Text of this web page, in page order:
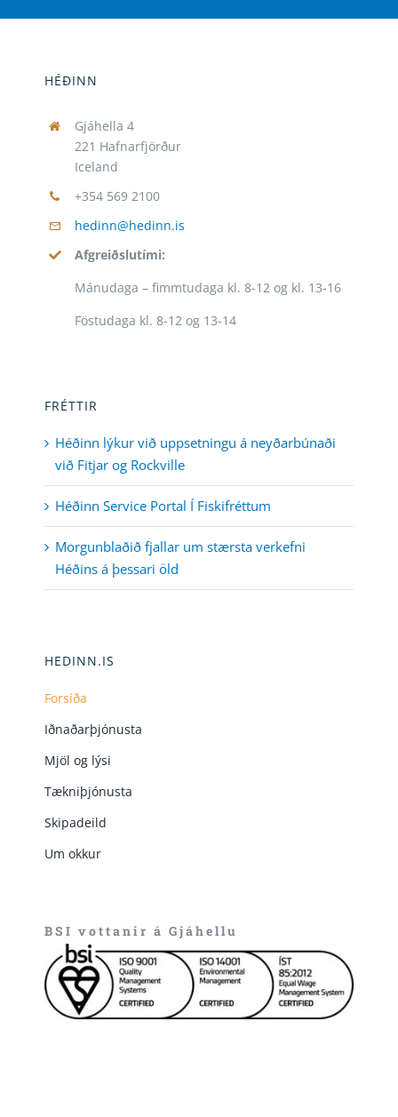
HÉÐINN
Gjáhella 4
221 Hafnarfjörður
Iceland
+354 569 2100
hedinn@hedinn.is
Afgreiðslutími:
Mánudaga – fimmtudaga kl. 8-12 og kl. 13-16
Föstudaga kl. 8-12 og 13-14
FRÉTTIR
Héðinn lýkur við uppsetningu á neyðarbúnaði
við Fitjar og Rockville
Héðinn Service Portal Í Fiskifréttum
Morgunblaðið fjallar um stærsta verkefni
Héðins á þessari öld
HEDINN.IS
Forsíða
Iðnaðarþjónusta
Mjöl og lýsi
Tækniþjónusta
Skipadeild
Um okkur
BSI vottanir á Gjáhellu